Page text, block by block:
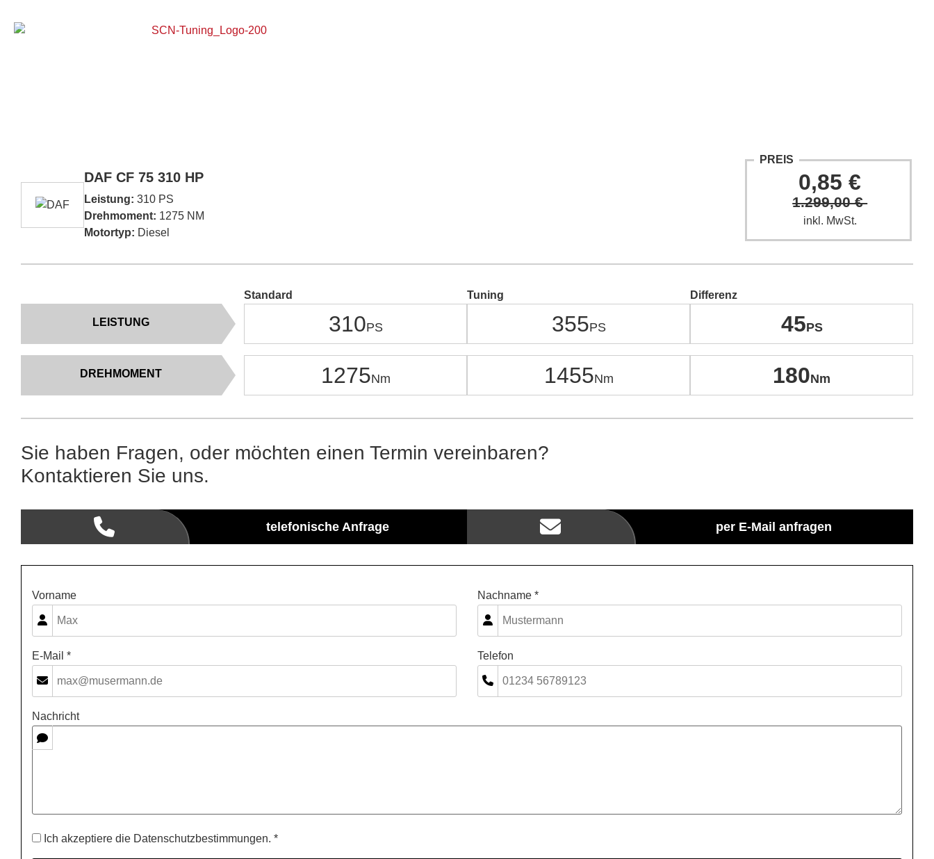
DAF CF 75 310 HP
Leistung: 310 PS
Drehmoment: 1275 NM
Motortyp: Diesel
PREIS
0,85 €
1.299,00 €
inkl. MwSt.
LEISTUNG
DREHMOMENT
Standard
310
1275
Tuning
355
1455
Differenz
45
180
Sie haben Fragen, oder möchten einen Termin vereinbaren?
Kontaktieren Sie uns.
telefonische Anfrage per E-Mail anfragen
Vorname Nachname *
E-Mail * Telefon
Nachricht
Ich akzeptiere die Datenschutzbestimmungen. *